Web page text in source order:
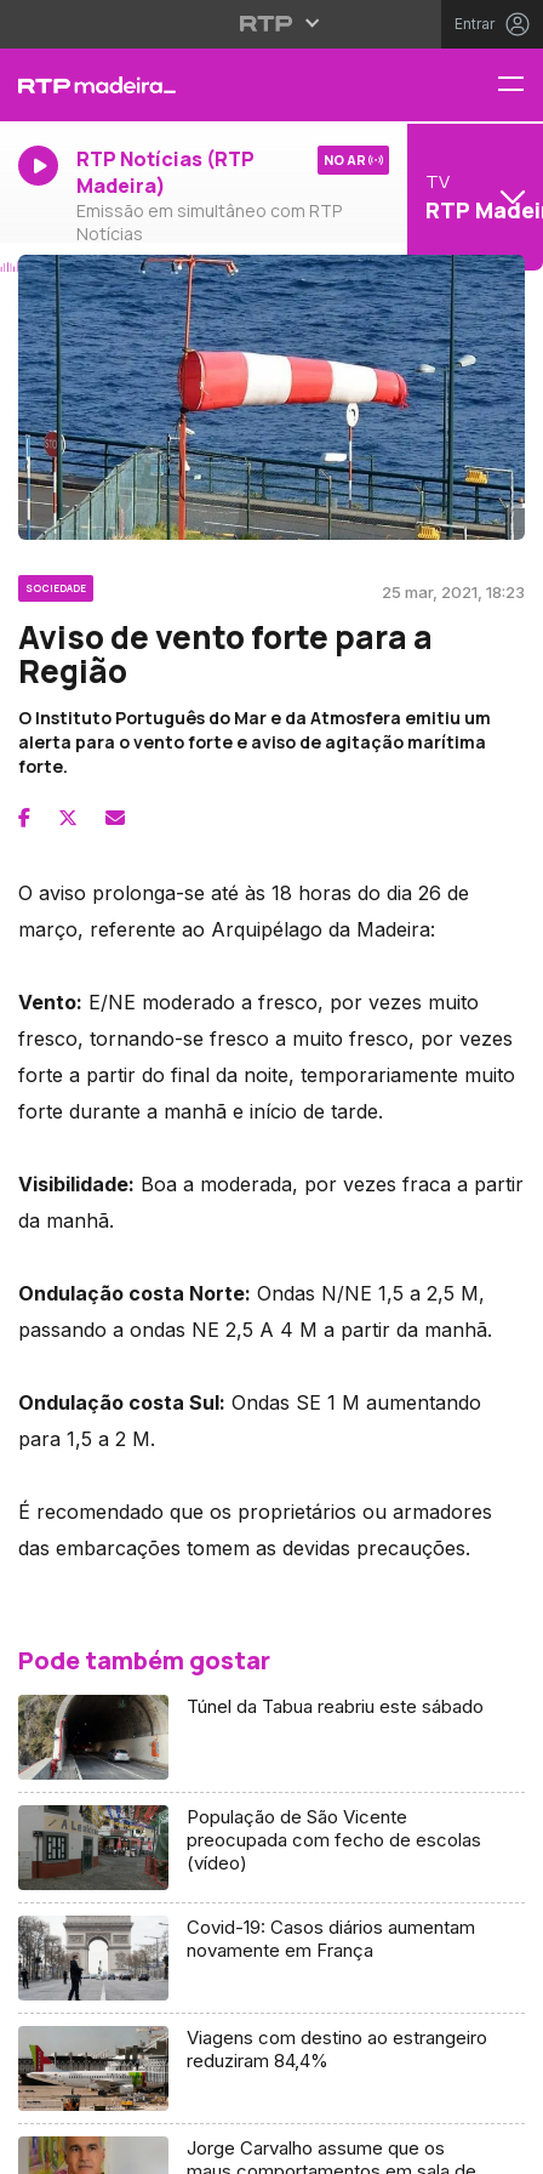
Entrar
RTP Notícias (RTP
Madeira)
Emissão em simultâneo com RTP
Notícias
NO AR
TV
RTP
SOCIEDADE 25 mar, 2021, 18:23
Aviso de vento forte para a
Região
O Instituto Português do Mar e da Atmosfera emitiu um
alerta para o vento forte e aviso de agitação marítima
forte.
O aviso prolonga-se até às 18 horas do dia 26 de
março, referente ao Arquipélago da Madeira:
Vento: E/NE moderado a fresco, por vezes muito
fresco, tornando-se fresco a muito fresco, por vezes
forte a partir do final da noite, temporariamente muito
forte durante a manhã e início de tarde.
Visibilidade: Boa a moderada, por vezes fraca a partir
da manhã.
Ondulação costa Norte: Ondas N/NE 1,5 a 2,5 M,
passando a ondas NE 2,5 A 4 M a partir da manhã.
Ondulação costa Sul: Ondas SE 1 M aumentando
para 1,5 a 2 M.
É recomendado que os proprietários ou armadores
das embarcações tomem as devidas precauções.
Pode também gostar
Túnel da Tabua reabriu este sábado
População de São Vicente
preocupada com fecho de escolas
(vídeo)
Covid-19: Casos diários aumentam
novamente em França
Viagens com destino ao estrangeiro
reduziram 84,4%
Jorge Carvalho assume que os